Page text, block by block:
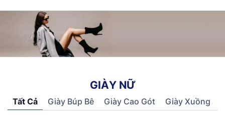
GIÀY NỮ
Tất Cả Giày Búp Bê Giày Cao Gót Giày Xuồng